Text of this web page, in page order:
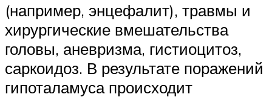
(например, энцефалит), травмы и
хирургические вмешательства
головы, аневризма, гистиоцитоз,
саркоидоз. В результате поражений
гипоталамуса происходит